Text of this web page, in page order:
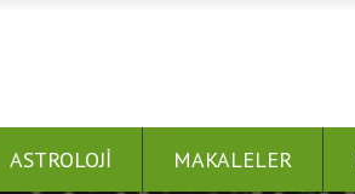
ASTROLOJI MAKALELER